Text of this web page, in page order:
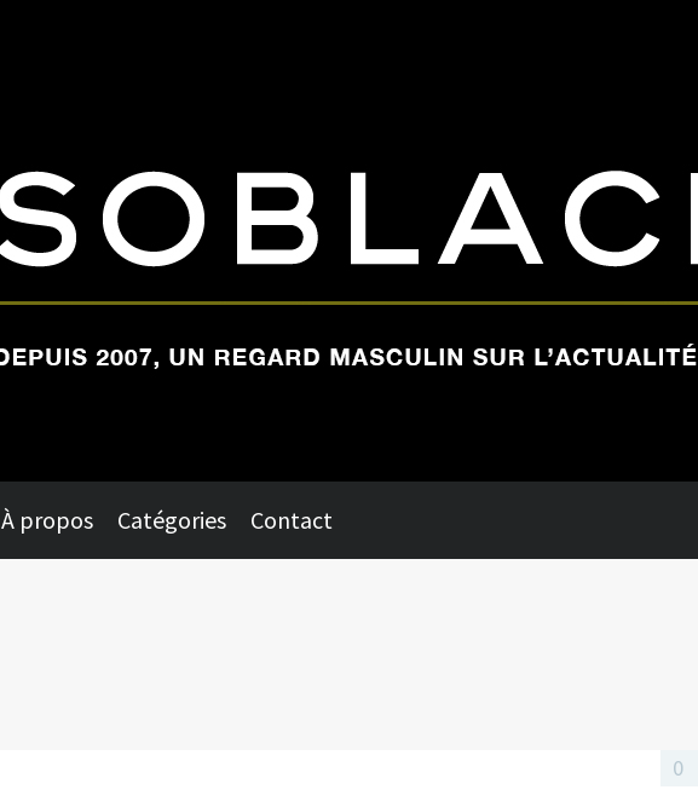
À propos Catégories Contact
0